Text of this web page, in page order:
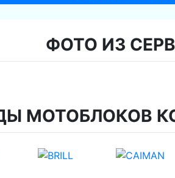
ФОТО ИЗ
МОТОБЛОКОВ